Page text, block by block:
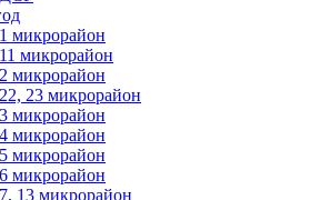
1 микрорайон
11 микрорайон
2 микрорайон
22, 23 микрорайон
3 микрорайон
4 микрорайон
5 микрорайон
6 микрорайон
7, 13 микрорайон